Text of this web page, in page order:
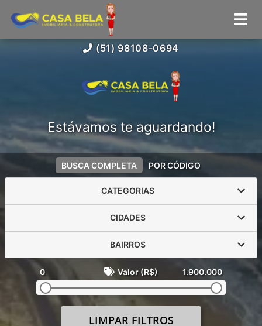
(51) 98108-0694
Estávamos te aguardando!
BUSCA COMPLETA POR CÓDIGO
CATEGORIAS
CIDADES
BAIRROS
0 Valor (R$) 1.900.000
LIMPAR FILTROS